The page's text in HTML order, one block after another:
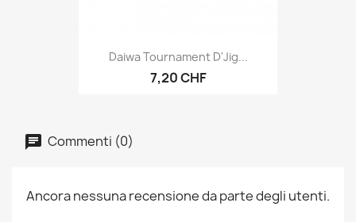
Daiwa Tournament D'Jig...
7,20 CHF
Commenti (0)
Ancora nessuna recensione da parte degli utenti.